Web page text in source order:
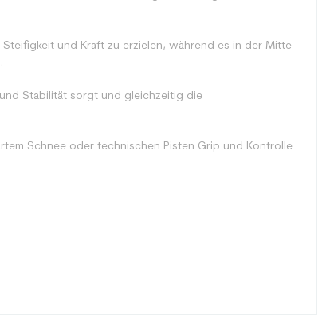
und Kraft zu erzielen, während es in der Mitte
Stabilität sorgt und gleichzeitig die
Schnee oder technischen Pisten Grip und Kontrolle